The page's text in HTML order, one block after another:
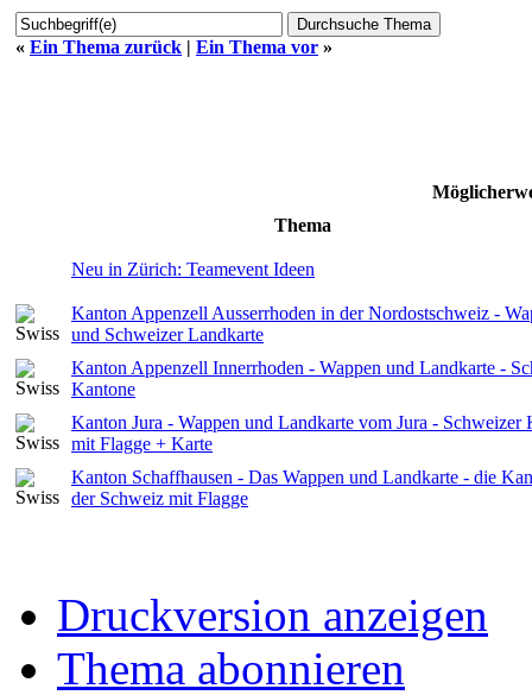
« Ein Thema zurück | Ein Thema vor »
Thema
Neu in Zürich: Teamevent Ideen
Kanton Appenzell Ausserrhoden in der Nordostschweiz -
und Schweizer Landkarte
Kanton Appenzell Innerrhoden - Wappen und Landkarte -
Kantone
Kanton Jura - Wappen und Landkarte vom Jura - Schweizer
mit Flagge + Karte
Kanton Schaffhausen - Das Wappen und Landkarte - die
der Schweiz mit Flagge
Druckversion anzeigen
Thema abonnieren